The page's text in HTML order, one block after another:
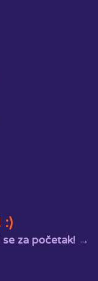
:)
se za početak! →